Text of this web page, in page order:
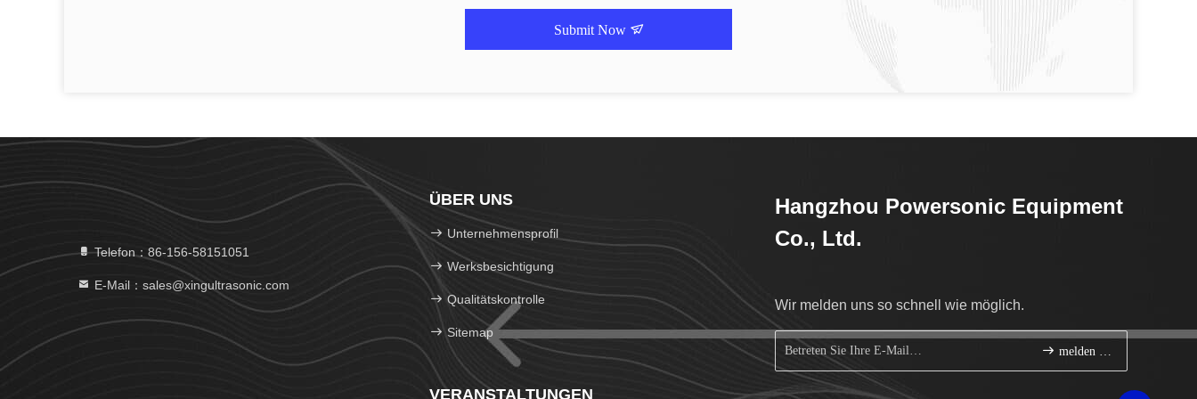
Submit Now
Telefon：86-156-58151051
E-Mail：sales@xingultrasonic.com
ÜBER UNS
Unternehmensprofil
Werksbesichtigung
Qualitätskontrolle
Sitemap
VERANSTALTUNGEN
Hangzhou Powersonic Equipment
Co., Ltd.
Wir melden uns so schnell wie möglich.
melden Sie sich an